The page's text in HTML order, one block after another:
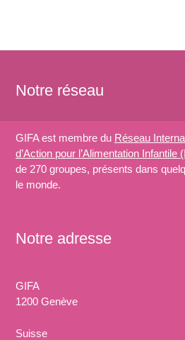
Notre réseau
GIFA est membre du Réseau
d’Action pour l’Alimentation Infantile
de 270 groupes, présents dans
le monde.
Notre adresse
GIFA
1200 Genève
Suisse